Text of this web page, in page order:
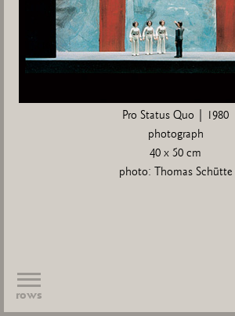
Pro Status Quo | 1980
photograph
40 x 50 cm
photo: Thomas Schütte
rows